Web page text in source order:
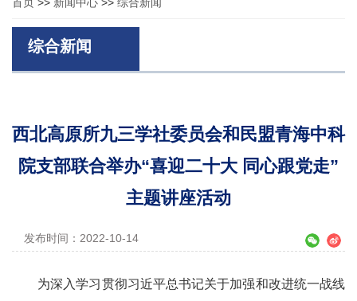
综合新闻
西北高原所九三学社委员会和民盟青海中科
院支部联合举办“喜迎二十大 同心跟党走”
主题讲座活动
发布时间：2022-10-14
为深入学习贯彻习近平总书记关于加强和改进统一战线